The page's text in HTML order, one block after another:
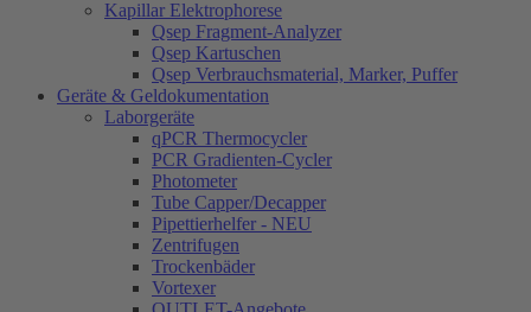
Kapillar Elektrophorese
Qsep Fragment-Analyzer
Qsep Kartuschen
Qsep Verbrauchsmaterial, Marker, Puffer
Geräte & Geldokumentation
Laborgeräte
qPCR Thermocycler
PCR Gradienten-Cycler
Photometer
Tube Capper/Decapper
Pipettierhelfer - NEU
Zentrifugen
Trockenbäder
Vortexer